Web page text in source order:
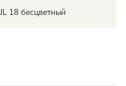
18 бесцветный